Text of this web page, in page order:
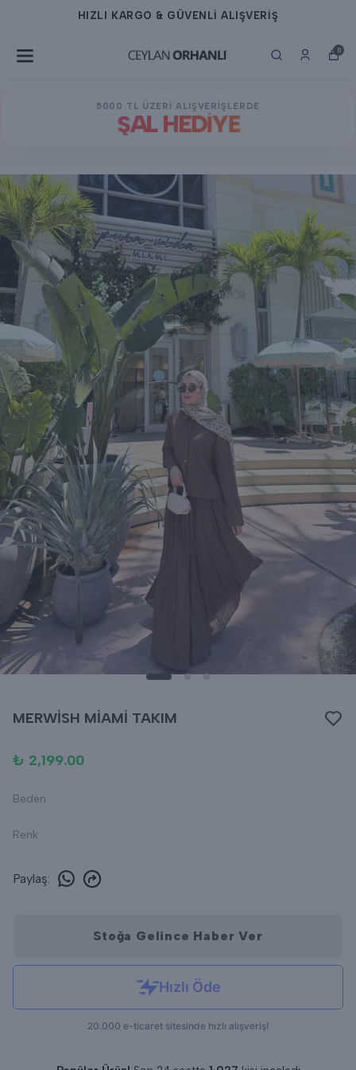
HIZLI KARGO & GÜVENLİ ALIŞVERİŞ
0
5000 TL ÜZERİ ALIŞVERİŞLERDE
ŞAL HEDİYE
MERWİSH MİAMİ TAKIM
₺ 2,199.00
Beden
Renk
Paylaş:
Stoğa Gelince Haber Ver